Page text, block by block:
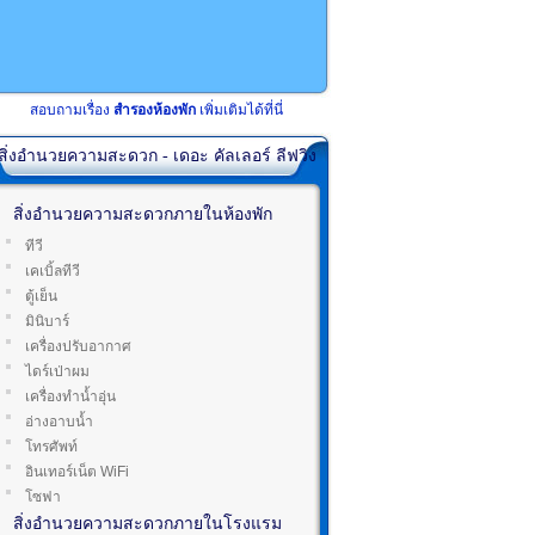
สอบถามเรื่อง สำรองห้องพัก เพิ่มเติมได้ที่นี่
งอำนวยความสะดวก - เดอะ คัลเลอร์ ลีฟวิง
สิ่งอำนวยความสะดวกภายในห้องพัก
ทีวี
เคเบิ้ลทีวี
ตู้เย็น
มินิบาร์
เครื่องปรับอากาศ
ไดร์เป่าผม
เครื่องทำน้ำอุ่น
อ่างอาบน้ำ
โทรศัพท์
อินเทอร์เน็ต WiFi
โซฟา
สิ่งอำนวยความสะดวกภายในโรงแรม